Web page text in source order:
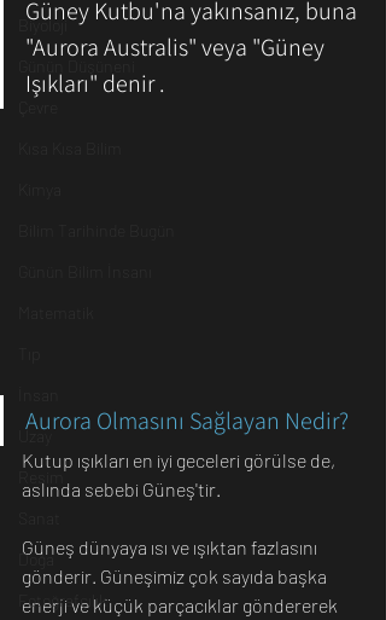
Biyoloji
Uzay
Doğa
Fotoğrafçılık
Güney Kutbu'na yakınsanız, buna
"Aurora Australis" veya "Güney
Işıkları" denir .
Aurora Olmasını Sağlayan Nedir?
Kutup ışıkları en iyi geceleri görülse de,
aslında sebebi Güneş'tir.
Güneş dünyaya ısı ve ışıktan fazlasını
gönderir. Güneşimiz çok sayıda başka
enerji ve küçük parçacıklar göndererek